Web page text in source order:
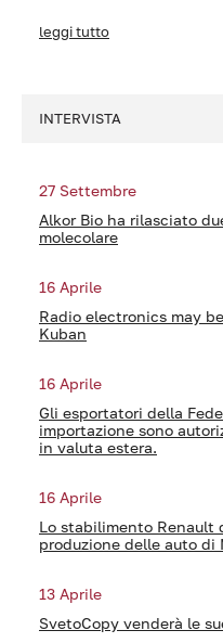
leggi tutto
INTERVISTA
27 Settembre
Alkor Bio ha rilasciato
molecolare
16 Aprile
Radio electronics may
Kuban
16 Aprile
Gli esportatori della
importazione sono
in valuta estera.
16 Aprile
Lo stabilimento Renault
produzione delle auto di
13 Aprile
SvetoCopy venderà le